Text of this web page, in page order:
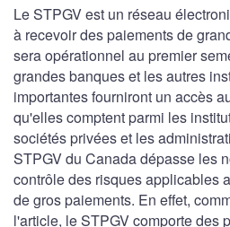
Le STPGV est un réseau
à recevoir des paiements de
sera opérationnel au premier
grandes banques et les autres
importantes fourniront un accès
qu'elles comptent parmi les
sociétés privées et les
STPGV du Canada dépasse les
contrôle des risques applicables
de gros paiements. En effet,
l'article, le STPGV comporte des